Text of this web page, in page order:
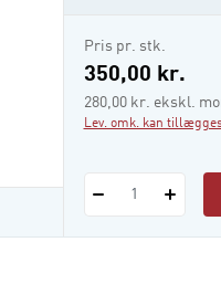
e-bog (epub3)
i-bog
Pris pr. stk.
350,00 kr.
280,00 kr. ekskl.
Lev. omk. kan
1